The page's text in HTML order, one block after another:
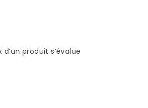
produit s’évalue